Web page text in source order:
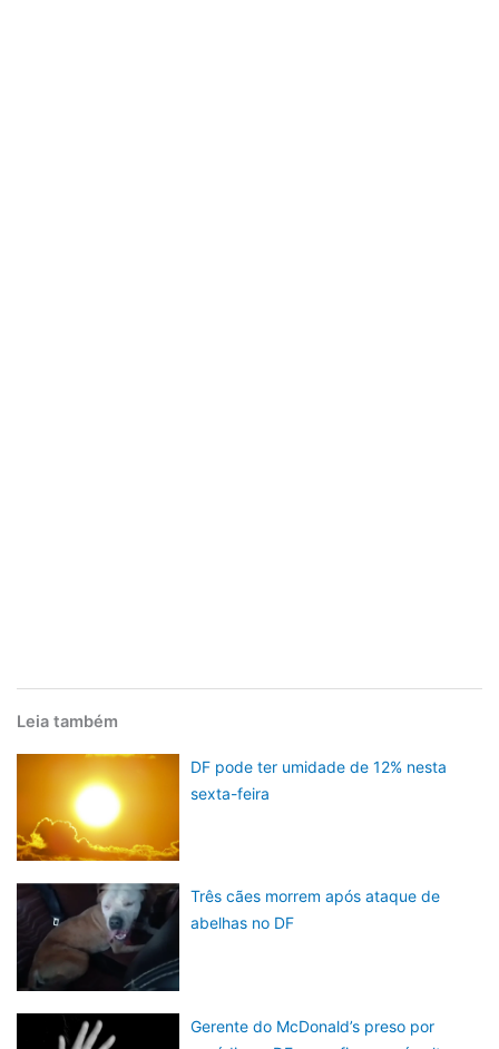
Leia também
DF pode ter umidade de 12% nesta
sexta-feira
Três cães morrem após ataque de
abelhas no DF
Gerente do McDonald’s preso por